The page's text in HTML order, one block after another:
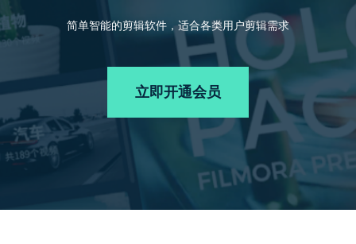
客服热线：4000-300624
AI 绘画
AI 视频续写
声音
文本
专业创作人群
文章资讯
帮助中心
产品信息
立即购买
简单智能的剪辑软件，适合各类用户剪辑需求
立即开通会员